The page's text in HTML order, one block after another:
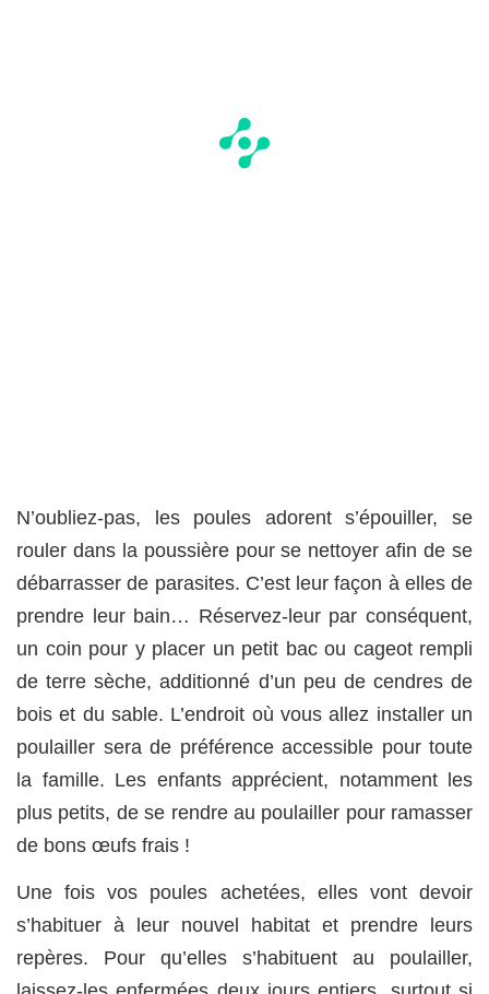
N’oubliez-pas, les poules adorent s’épouiller, se
rouler dans la poussière pour se nettoyer afin de se
débarrasser de parasites. C’est leur façon à elles de
prendre leur bain… Réservez-leur par conséquent,
un coin pour y placer un petit bac ou cageot rempli
de terre sèche, additionné d’un peu de cendres de
bois et du sable. L’endroit où vous allez installer un
poulailler sera de préférence accessible pour toute
la famille. Les enfants apprécient, notamment les
plus petits, de se rendre au poulailler pour ramasser
de bons œufs frais !
Une fois vos poules achetées, elles vont devoir
s’habituer à leur nouvel habitat et prendre leurs
repères. Pour qu’elles s’habituent au poulailler,